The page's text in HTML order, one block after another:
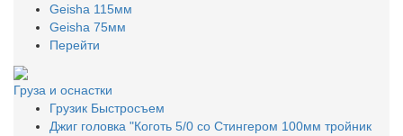
Geisha 115мм
Geisha 75мм
Перейти
Груза и оснастки
Грузик Быстросъем
Джиг головка "Коготь 5/0 со Стингером 100мм тройник